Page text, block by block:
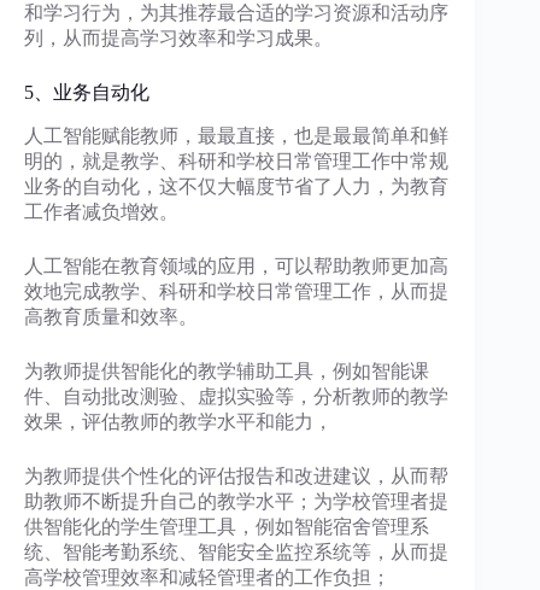
和学习行为，为其推荐最合适的学习资源和活动序
列，从而提高学习效率和学习成果。
5、业务自动化
人工智能赋能教师，最最直接，也是最最简单和鲜
明的，就是教学、科研和学校日常管理工作中常规
业务的自动化，这不仅大幅度节省了人力，为教育
工作者减负增效。
人工智能在教育领域的应用，可以帮助教师更加高
效地完成教学、科研和学校日常管理工作，从而提
高教育质量和效率。
为教师提供智能化的教学辅助工具，例如智能课
件、自动批改测验、虚拟实验等，分析教师的教学
效果，评估教师的教学水平和能力，
为教师提供个性化的评估报告和改进建议，从而帮
助教师不断提升自己的教学水平；为学校管理者提
供智能化的学生管理工具，例如智能宿舍管理系
统、智能考勤系统、智能安全监控系统等，从而提
高学校管理效率和减轻管理者的工作负担；